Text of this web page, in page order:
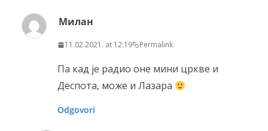
Милан
11.02.2021. at 12:19 Permalink
Па кад је радио оне мини цркве и
Деспота, може и Лазара
Odgovori